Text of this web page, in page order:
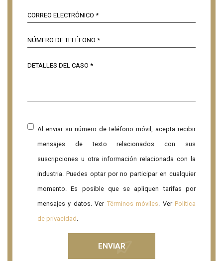
Al enviar su número de teléfono móvil, acepta recibir
mensajes de texto relacionados con sus
suscripciones u otra información relacionada con la
industria. Puedes optar por no participar en cualquier
momento. Es posible que se apliquen tarifas por
mensajes y datos. Ver Términos móviles . VerPolítica
de privacidad